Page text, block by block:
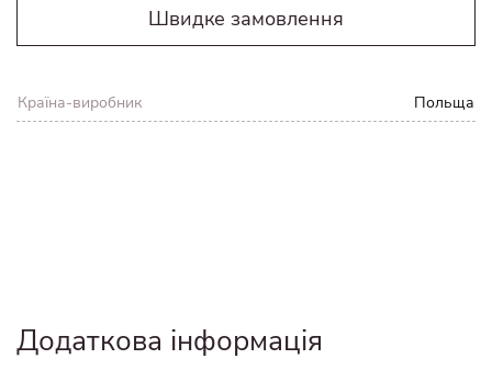
Швидке замовлення
Країна-виробник Польща
Додаткова інформація